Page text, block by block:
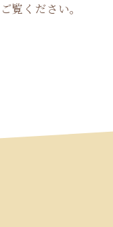
ご覧ください。